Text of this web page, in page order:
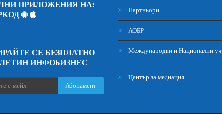
ПРИЛОЖЕНИЯ НА:
СЕ БЕЗПЛАТНО
ИНФОБИЗНЕС
Абонамент
Партньори
АОБР
Международни и Национални
Център за медиация